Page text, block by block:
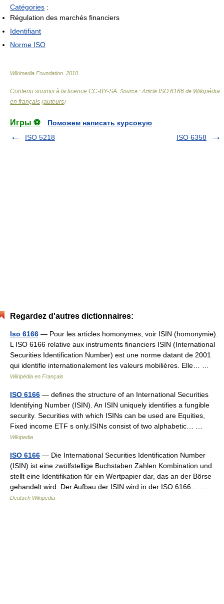
Catégories :
Régulation des marchés financiers
Identifiant
Norme ISO
Wikimedia Foundation 2010
Contenu soumis à la licence CC-BY-SA . Source : Article ISO 6166 de Wikipédia
en français (auteurs)
Игры ⚽
Поможем написать курсовую
ISO 5218
ISO 6358
Regardez d'autres dictionnaires:
Iso 6166 — Pour les articles homonymes, voir ISIN (homonymie).
L ISO 6166 relative aux instruments financiers ISIN (International
Securities Identification Number) est une norme datant de 2001
qui identifie internationalement les valeurs mobilières. Elle… …
Wikipédia en Français
ISO 6166 — defines the structure of an International Securities
Identifying Number (ISIN). An ISIN uniquely identifies a fungible
security. Securities with which ISINs can be used are Equities,
Fixed income ETF s only.ISINs consist of two alphabetic… …
Wikipedia
ISO 6166 — Die International Securities Identification Number
(ISIN) ist eine zwölfstellige Buchstaben Zahlen Kombination und
stellt eine Identifikation für ein Wertpapier dar, das an der Börse
gehandelt wird. Der Aufbau der ISIN wird in der ISO 6166… …
Deutsch Wikipedia